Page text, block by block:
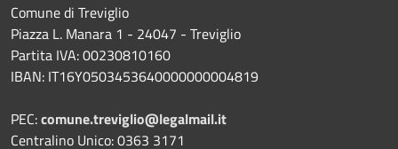
Comune di Treviglio
Piazza L. Manara 1 - 24047 - Treviglio
Partita IVA: 00230810160
IBAN: IT16Y0503453640000000004819
PEC:comune.treviglio@legalmail.it
Centralino Unico: 0363 3171